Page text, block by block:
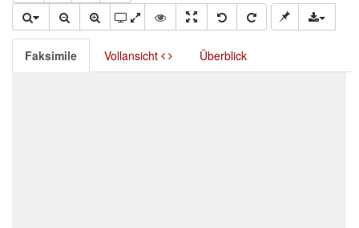
Faksimile Vollansicht Überblick